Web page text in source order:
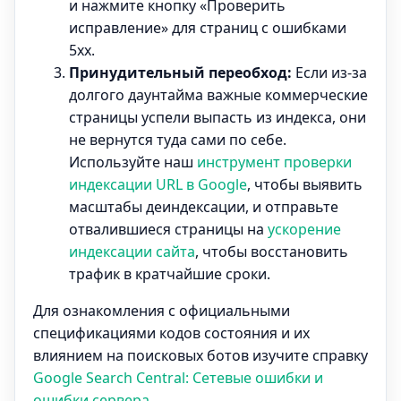
и нажмите кнопку «Проверить
исправление» для страниц с ошибками
5xx.
Принудительный переобход: Если из-за
долгого даунтайма важные коммерческие
страницы успели выпасть из индекса, они
не вернутся туда сами по себе.
Используйте наш инструмент проверки
индексации URL в Google, чтобы выявить
масштабы деиндексации, и отправьте
отвалившиеся страницы на ускорение
индексации сайта, чтобы восстановить
трафик в кратчайшие сроки.
Для ознакомления с официальными
спецификациями кодов состояния и их
влиянием на поисковых ботов изучите справку
Google Search Central: Сетевые ошибки и